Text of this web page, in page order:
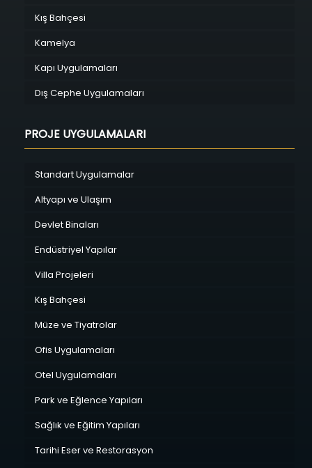
Kış Bahçesi
Kamelya
Kapı Uygulamaları
Dış Cephe Uygulamaları
PROJE UYGULAMALARI
Standart Uygulamalar
Altyapı ve Ulaşım
Devlet Binaları
Endüstriyel Yapılar
Villa Projeleri
Kış Bahçesi
Müze ve Tiyatrolar
Ofis Uygulamaları
Otel Uygulamaları
Park ve Eğlence Yapıları
Sağlık ve Eğitim Yapıları
Tarihi Eser ve Restorasyon